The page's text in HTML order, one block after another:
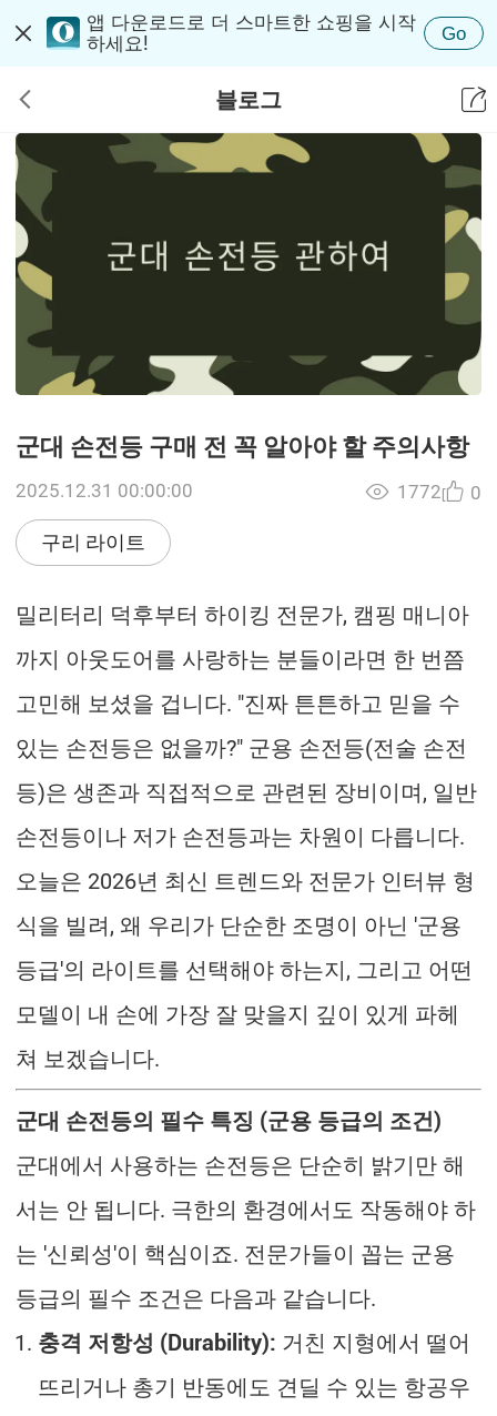
앱 다운로드로 더 스마트한 쇼핑을 시작
하세요!
Go
블로그
군대 손전등 구매 전 꼭 알아야 할 주의사항
2025.12.31 00:00:00
구리 라이트
1772 0
밀리터리 덕후부터 하이킹 전문가, 캠핑 매니아
까지 아웃도어를 사랑하는 분들이라면 한 번쯤
고민해 보셨을 겁니다. "진짜 튼튼하고 믿을 수
있는 손전등은 없을까?" 군용 손전등(전술 손전
등)은 생존과 직접적으로 관련된 장비이며, 일반
손전등이나 저가 손전등과는 차원이 다릅니다.
오늘은 2026년 최신 트렌드와 전문가 인터뷰 형
식을 빌려, 왜 우리가 단순한 조명이 아닌 '군용
등급'의 라이트를 선택해야 하는지, 그리고 어떤
모델이 내 손에 가장 잘 맞을지 깊이 있게 파헤
쳐 보겠습니다.
군대 손전등의 필수 특징 (군용 등급의 조건)
군대에서 사용하는 손전등은 단순히 밝기만 해
서는 안 됩니다. 극한의 환경에서도 작동해야 하
는 '신뢰성'이 핵심이죠. 전문가들이 꼽는 군용
등급의 필수 조건은 다음과 같습니다.
충격 저항성 (Durability): 거친 지형에서 떨어
뜨리거나 총기 반동에도 견딜 수 있는 항공우